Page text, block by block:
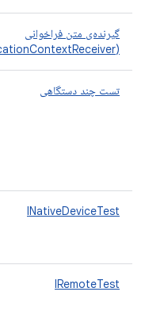
گیرنده‌ی متن فراخوانی
(IInvocationContextReceiver)
تست چند دستگاهی
INativeDeviceTest
IRemoteTest